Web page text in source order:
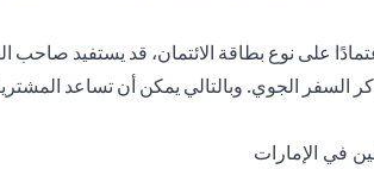
على نوع بطاقة الائتمان، قد يستفيد
السفر الجوي. وبالتالي يمكن أن تساعد
في الإمارات